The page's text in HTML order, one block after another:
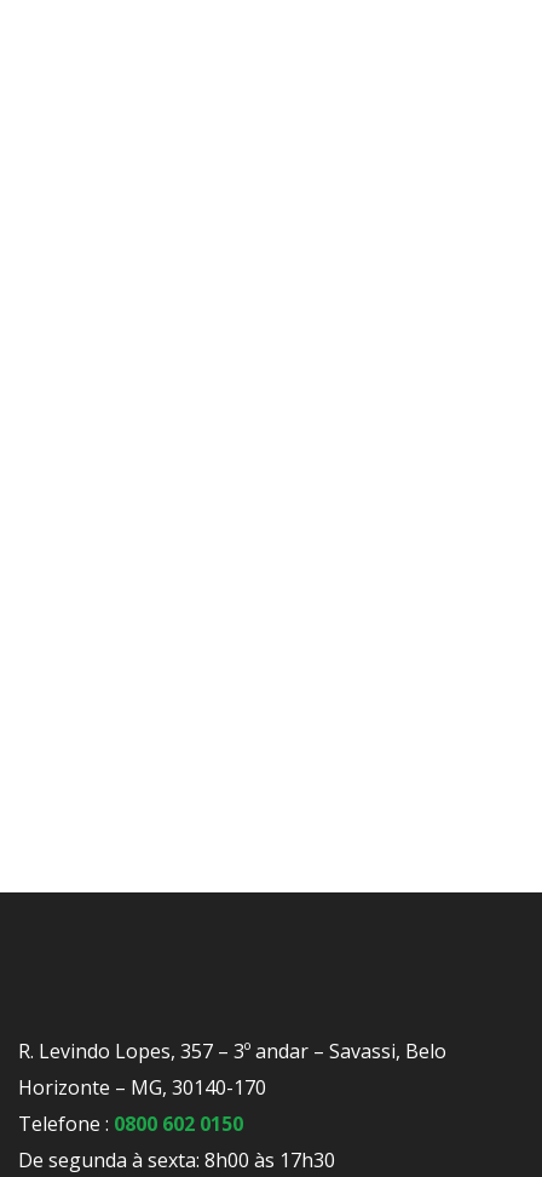
R. Levindo Lopes, 357 – 3º andar – Savassi, Belo
Horizonte – MG, 30140-170
Telefone : 0800 602 0150
De segunda à sexta: 8h00 às 17h30